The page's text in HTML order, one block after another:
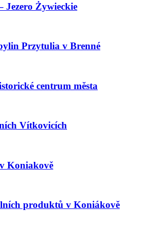
Jezero Żywieckie
Przytulia v Brenné
centrum města
Vítkovicích
Koniakově
produktů v Koniákově